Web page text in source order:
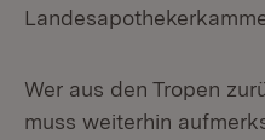
Wer aus den Tropen
muss weiterhin